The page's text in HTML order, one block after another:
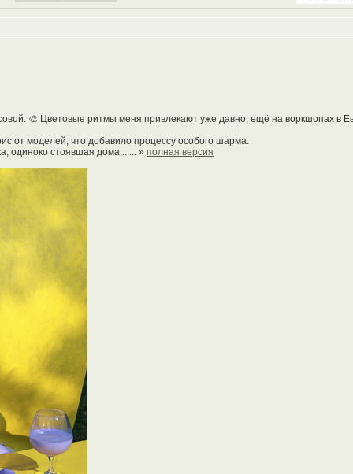
🎨 Цветовые ритмы меня привлекают уже давно, ещë на воркшопах в
от моделей, что добавило процессу особого шарма.
одиноко стоявшая дома,...... » полная версия